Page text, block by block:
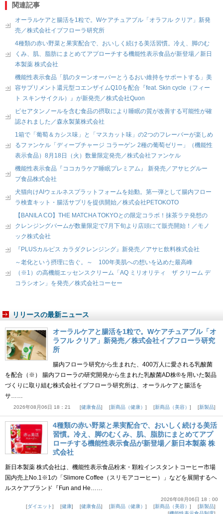
関連記事
オーラルケアと腸活を1粒で。Wケアチュアブル「オラフル クリア」新発
売／株式会社イブフローラ研究所
4種類の赤い野菜と果実配合で、おいしく続ける美活習慣。冷え、脚のむ
くみ、肌、脂肪にまとめてアプローチする機能性表示食品が新登場／新日
本製薬 株式会社
機能性表示食品「肌のターンオーバーとうるおい維持をサポートする」美
容サプリメント還元型コエンザイムQ10を配合『feat. Skin cycle（フィー
ト スキンサイクル）』が新発売／株式会社Quon
ピセアタンノールを含む食品の摂取により睡眠の質が改善する可能性が確
認されました／森永製菓株式会社
1箱で「葡萄＆カシス味」と「マスカット味」の2つのフレーバーが楽しめ
るファンケル「ディープチャージ コラーゲン 2種の葡萄ゼリー」（機能性
表示食品）8月18日（火）数量限定発売／株式会社ファンケル
機能性表示食品『ココカラケア睡眠プレミアム』 新発売／アサヒグルー
プ食品株式会社
犬猫向けAIウェルネスプラットフォームを始動。第一弾として腸内フロー
ラ検査キット・腸活サプリを提供開始／株式会社PETOKOTO
【BANILA CO】THE MATCHA TOKYOとの限定コラボ！抹茶ラテ発想の
クレンジングバームが数量限定で7月下旬より店頭にて販売開始！／モノ
ック株式会社
『PLUSカルピス カラダクレンジング』新発売／アサヒ飲料株式会社
～老化という摂理に告ぐ。～ 100年美肌への想いを込めた最高峰
（※1）の高機能エッセンスクリーム「AQ ミリオリティ ザ クリーム デ
コラシオン」を発売／株式会社コーセー
リリースの最新ニュース
オーラルケアと腸活を1粒で。Wケアチュアブル「オ
ラフル クリア」新発売／株式会社イブフローラ研究
所
腸内フローラ研究から生まれた、400万人に愛される乳酸菌
を配合（※） 腸内フローラの研究開発から生まれた乳酸菌AD株®を用いた製品
づくりに取り組む株式会社イブフローラ研究所は、オーラルケアと腸活を
サ……
2026年08月06日 18：21 健康食品 新商品（健康） 新商品（美容） 新製品
4種類の赤い野菜と果実配合で、おいしく続ける美活
習慣。冷え、脚のむくみ、肌、脂肪にまとめてアプ
ローチする機能性表示食品が新登場／新日本製薬 株
式会社
新日本製薬 株式会社は、機能性表示食品粉末・顆粒インスタントコーヒー市場
国内売上No.1※1の「Slimore Coffee（スリモアコーヒー）」などを展開するヘ
ルスケアブランド『Fun and He……
2026年08月06日 18：00
ダイエット
健康 健康食品 新商品（健康） 新商品（美容）
新製品